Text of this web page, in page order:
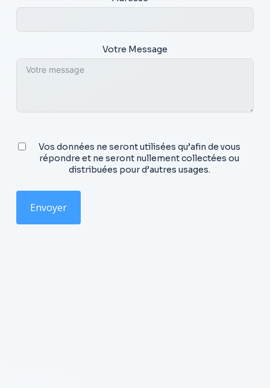
Votre Message
Vos données ne seront utilisées qu’afin de vous
répondre et ne seront nullement collectées ou
distribuées pour d’autres usages.
Envoyer